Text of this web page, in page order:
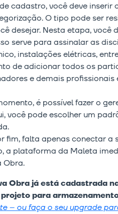
cadastro, você deve
O tipo pode ser
desejar. Nesta etapa,
serve para assinalar as
instalações elétricas,
de adicionar todos os
e demais
é possível fazer o
você pode escolher um
fim, falta apenas conectar a
a plataforma da Maleta
Obra.
Obra já está cadastrada
para
– ou faça o seu upgrade